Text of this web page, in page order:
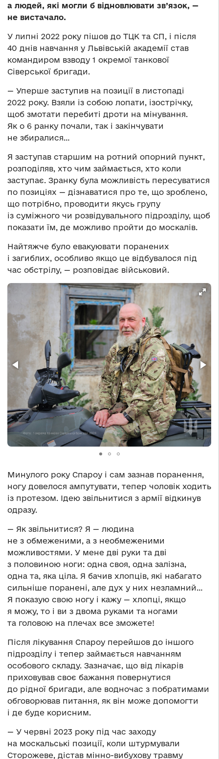
а людей, які могли б відновлювати зв’язок, —
не вистачало.
У липні 2022 року пішов до ТЦК та СП, і після
40 днів навчання у Львівській академії став
командиром взводу 1 окремої танкової
Сіверської бригади.
— Уперше заступив на позиції в листопаді
2022 року. Взяли із собою лопати, ізострічку,
щоб змотати перебиті дроти на мінування.
Як о 6 ранку почали, так і закінчувати
не збиралися…
Я заступав старшим на ротний опорний пункт,
розподіляв, хто чим займається, хто коли
заступає. Зранку була можливість пересуватися
по позиціях — дізнаватися про те, що зроблено,
що потрібно, проводити якусь групу
із суміжного чи розвідувального підрозділу, щоб
показати їм, де можливо пройти до москалів.
Найтяжче було евакуювати поранених
і загиблих, особливо якщо це відбувалося під
час обстрілу, — розповідає військовий.
Минулого року Спароу і сам зазнав поранення,
ногу довелося ампутувати, тепер чоловік ходить
із протезом. Ідею звільнитися з армії відкинув
одразу.
— Як звільнитися? Я — людина
не з обмеженими, а з необмеженими
можливостями. У мене дві руки та дві
з половиною ноги: одна своя, одна залізна,
одна та, яка ціла. Я бачив хлопців, які набагато
сильніше поранені, але дух у них незламний…
Я показую свою ногу і кажу — хлопці, якщо
я можу, то і ви з двома руками та ногами
та головою на плечах все зможете!
Після лікування Спароу перейшов до іншого
підрозділу і тепер займається навчанням
особового складу. Зазначає, що від лікарів
приховував своє бажання повернутися
до рідної бригади, але водночас з побратимами
обговорював питання, як він може допомогти
і де буде корисним.
— У червні 2023 року під час заходу
на москальські позиції, коли штурмували
Сторожеве, дістав мінно-вибухову травму